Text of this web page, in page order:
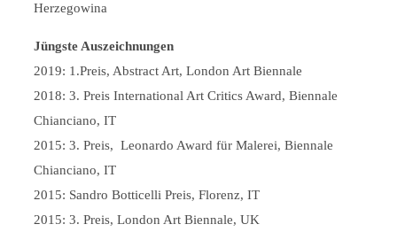
Herzegowina
Jüngste Auszeichnungen
2019: 1.Preis, Abstract Art, London Art Biennale
2018: 3. Preis International Art Critics Award, Biennale
Chianciano, IT
2015: 3. Preis, Leonardo Award für Malerei, Biennale
Chianciano, IT
2015: Sandro Botticelli Preis, Florenz, IT
2015: 3. Preis, London Art Biennale, UK